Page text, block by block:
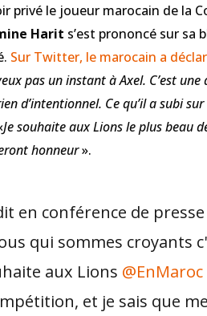
privé le joueur marocain de la
Harit s’est prononcé sur sa
Sur Twitter, le marocain a
pas un instant à Axel. C’est
d’intentionnel. Ce qu’il a subi
Je souhaite aux Lions le plus beau
honneur».
en conférence de
qui sommes croyants
aux Lions @EnMaroc
et je sais que